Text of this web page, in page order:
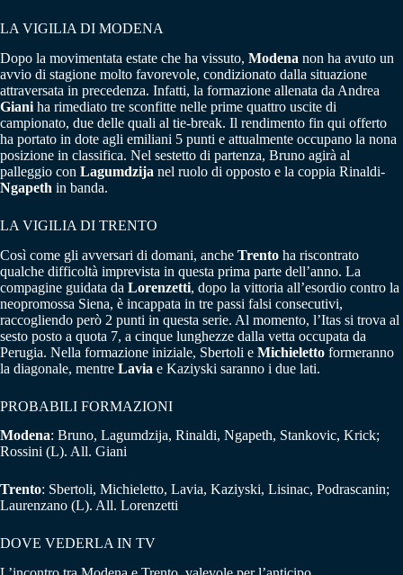
LA VIGILIA DI MODENA
Dopo la movimentata estate che ha vissuto, Modena non ha avuto un
avvio di stagione molto favorevole, condizionato dalla situazione
attraversata in precedenza. Infatti, la formazione allenata da Andrea
Giani ha rimediato tre sconfitte nelle prime quattro uscite di
campionato, due delle quali al tie-break. Il rendimento fin qui offerto
ha portato in dote agli emiliani 5 punti e attualmente occupano la nona
posizione in classifica. Nel sestetto di partenza, Bruno agirà al
palleggio con Lagumdzija nel ruolo di opposto e la coppia Rinaldi-
Ngapeth in banda.
LA VIGILIA DI TRENTO
Così come gli avversari di domani, anche Trento ha riscontrato
qualche difficoltà imprevista in questa prima parte dell’anno. La
compagine guidata da Lorenzetti, dopo la vittoria all’esordio contro la
neopromossa Siena, è incappata in tre passi falsi consecutivi,
raccogliendo però 2 punti in questa serie. Al momento, l’Itas si trova al
sesto posto a quota 7, a cinque lunghezze dalla vetta occupata da
Perugia. Nella formazione iniziale, Sbertoli e Michieletto formeranno
la diagonale, mentre Lavia e Kaziyski saranno i due lati.
PROBABILI FORMAZIONI
Modena: Bruno, Lagumdzija, Rinaldi, Ngapeth, Stankovic, Krick;
Rossini (L). All. Giani
Trento: Sbertoli, Michieletto, Lavia, Kaziyski, Lisinac, Podrascanin;
Laurenzano (L). All. Lorenzetti
DOVE VEDERLA IN TV